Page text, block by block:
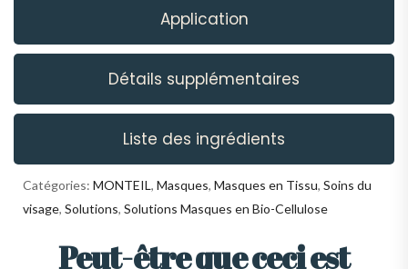
Application
Détails supplémentaires
Liste des ingrédients
Catégories: MONTEIL, Masques, Masques en Tissu, Soins du
visage, Solutions, Solutions Masques en Bio-Cellulose
Peut-être que ceci est